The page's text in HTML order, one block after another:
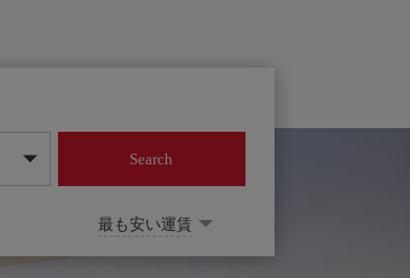
Search
最も安い運賃